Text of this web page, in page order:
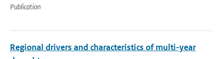
Publication
Regional drivers and characteristics of multi-year